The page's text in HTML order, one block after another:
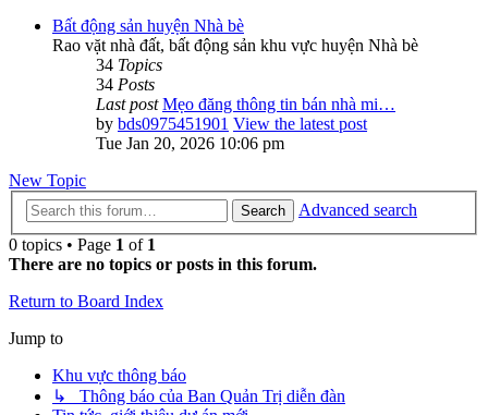
Bất động sản huyện Nhà bè
Rao vặt nhà đất, bất động sản khu vực huyện Nhà bè
34 Topics
34 Posts
Last post Mẹo đăng thông tin bán nhà mi…
by bds0975451901 View the latest post
Tue Jan 20, 2026 10:06 pm
New Topic
Search
Advanced search
0 topics • Page 1 of 1
There are no topics or posts in this forum.
Return to Board Index
Jump to
Khu vực thông báo
↳ Thông báo của Ban Quản Trị diễn đàn